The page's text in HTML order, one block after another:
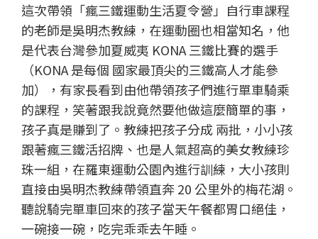
這次帶領「瘋三鐵運動生活夏令營」自行車課程
的老師是吳明杰教練，在運動圈也相當知名，他
是代表台灣參加夏威夷 KONA 三鐵比賽的選手
（KONA 是每個 國家最頂尖的三鐵高人才能參
加），有家長看到由他帶領孩子們進行單車騎乘
的課程，笑著跟我說竟然要他做這麼簡單的事，
孩子真是賺到了。教練把孩子分成 兩批，小小孩
跟著瘋三鐵活招牌、也是人氣超高的美女教練珍
珠一組，在羅東運動公園內進行訓練，大小孩則
直接由吳明杰教練帶領直奔 20 公里外的梅花湖。
聽說騎完單車回來的孩子當天午餐都胃口絕佳，
一碗接一碗，吃完乖乖去午睡。